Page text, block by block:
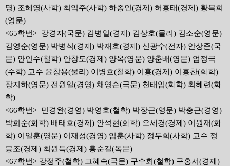
명) 조혜영(사학) 최익주(사학) 하종인(경제) 허흥태(경제) 황복희
(영문)
<65학번> 강경자(국문) 김병일(경제) 김상호(물리) 김소순(영문)
김영순(영문) 박병식(경제) 박재호(경제) 신광수(전자) 안상준(국
문) 안인수(철학) 안창도(경제) 양옥(영문) 양춘배(영문) 엄정국
(수학) 교수 윤창용(물리) 이병호(철학) 이홍(경제) 이흥찬(화학)
장지하(영문) 전원일(경영) 채영순(국문) 천태임(화학) 최혜련(화
학)
<66학번> 민경완(경영) 박영호(철학) 박장근(영문) 박충근(경영)
박희순(화학) 배태호(경제) 안석현(화학) 오세경(경제) 이원재(화
학) 이일훈(영문) 이재성(경영) 임훈(사학) 정두희(사학) 교수 정
붕조(경제) 최원득(경제) 홍순길(독문)
<67학번> 강정주(철학) 고혜숙(국문) 구수회(철학) 구홍서(경제)